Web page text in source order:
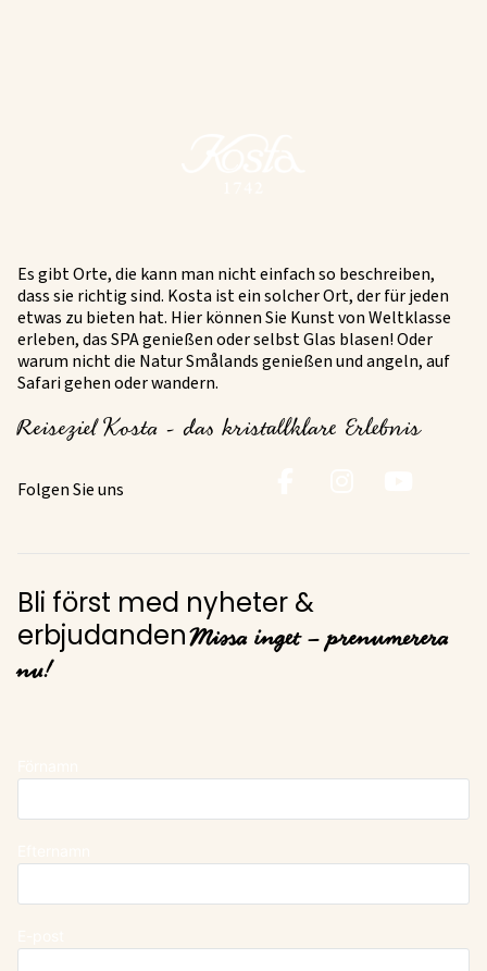
Es gibt Orte, die kann man nicht einfach so beschreiben,
dass sie richtig sind. Kosta ist ein solcher Ort, der für jeden
etwas zu bieten hat. Hier können Sie Kunst von Weltklasse
erleben, das SPA genießen oder selbst Glas blasen! Oder
warum nicht die Natur Smålands genießen und angeln, auf
Safari gehen oder wandern.
Reiseziel Kosta - das kristallklare Erlebnis
Folgen Sie uns
Bli först med nyheter &
erbjudanden Missa inget – prenumerera
nu!